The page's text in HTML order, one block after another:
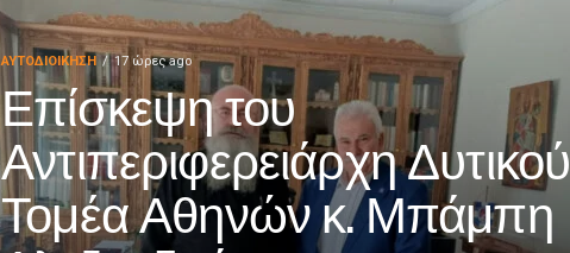
ΑΥΤΟΔΙΟΊΚΗΣΗ 17 ώρες ago
Επίσκεψη του
Αντιπεριφερειάρχη Δυτικού
Τομέα Αθηνών κ. Μπάμπη